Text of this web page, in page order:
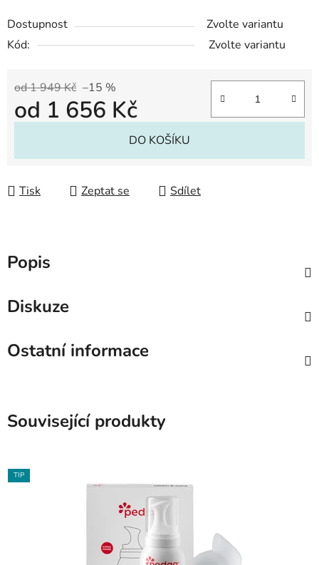
Dostupnost
Zvolte variantu
Kód:
Zvolte variantu
od 1 949 Kč –15 %
od 1 656 Kč
DO KOŠÍKU
Tisk Zeptat se Sdílet
Popis
Diskuze
Ostatní informace
Související produkty
TIP